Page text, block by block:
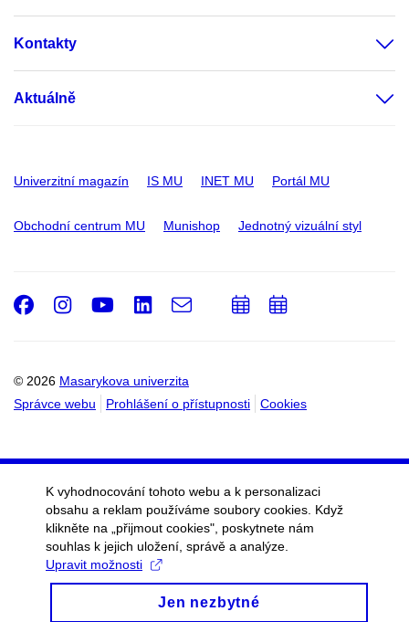
Kontakty
Aktuálně
Univerzitní magazín IS MU INET MU Portál MU
Obchodní centrum MU Munishop Jednotný vizuální styl
© 2026 Masarykova univerzita
Správce webu
Prohlášení o přístupnosti Cookies
Facebook
Instagram
Youtube
LinkedIn
e-
PřidatPřidat
K vyhodnocování tohoto webu a k personalizaci
obsahu a reklam používáme soubory cookies. Když
klikněte na „přijmout cookies", poskytnete nám
souhlas k jejich uložení, správě a analýze.
Upravit možnosti
Jen nezbytné